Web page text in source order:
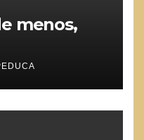
menos,